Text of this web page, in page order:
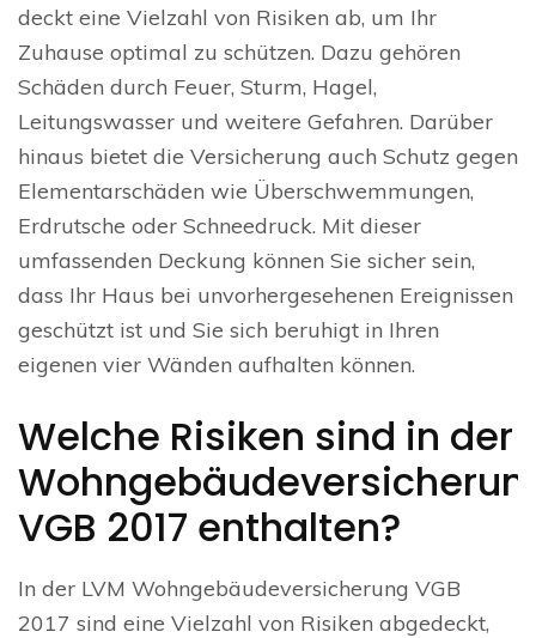
deckt eine Vielzahl von Risiken ab, um Ihr
Zuhause optimal zu schützen. Dazu gehören
Schäden durch Feuer, Sturm, Hagel,
Leitungswasser und weitere Gefahren. Darüber
hinaus bietet die Versicherung auch Schutz gegen
Elementarschäden wie Überschwemmungen,
Erdrutsche oder Schneedruck. Mit dieser
umfassenden Deckung können Sie sicher sein,
dass Ihr Haus bei unvorhergesehenen Ereignissen
geschützt ist und Sie sich beruhigt in Ihren
eigenen vier Wänden aufhalten können.
Welche Risiken sind in der
VGB 2017 enthalten?
In der LVM Wohngebäudeversicherung VGB
2017 sind eine Vielzahl von Risiken abgedeckt,